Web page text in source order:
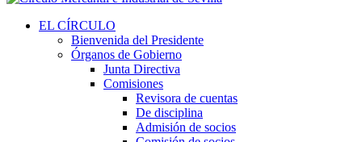
EL CÍRCULO
Bienvenida del Presidente
Órganos de Gobierno
Junta Directiva
Comisiones
Revisora de cuentas
De disciplina
Admisión de socios